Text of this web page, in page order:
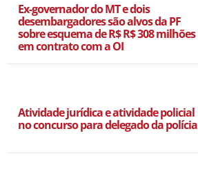
Ex-governador do MT e dois
desembargadores são alvos da PF
sobre esquema de R$ R$ 308 milhões
em contrato com a OI
Atividade jurídica e atividade policial
no concurso para delegado da polícia